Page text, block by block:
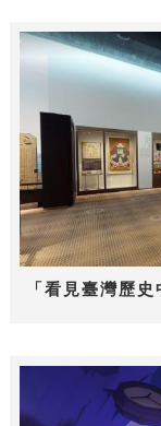
「看見臺灣歷